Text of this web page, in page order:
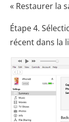
« Restaurer la
Étape 4.
récent dans la